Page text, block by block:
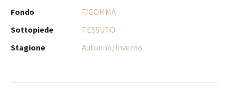
Fondo
F/GOMMA
Sottopiede
TESSUTO
Stagione
Autunno/Inverno